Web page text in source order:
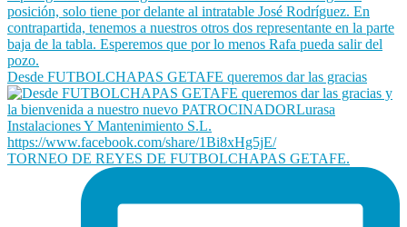
Desde FUTBOLCHAPAS GETAFE queremos dar las gracias
TORNEO DE REYES DE FUTBOLCHAPAS GETAFE.